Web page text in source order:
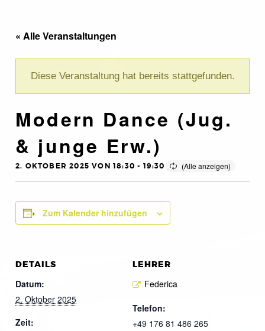
« Alle Veranstaltungen
Diese Veranstaltung hat bereits stattgefunden.
Modern Dance (Jug.
& junge Erw.)
2. OKTOBER 2025 VON 18:30 - 19:30
Zum Kalender hinzufügen
DETAILS
Datum:
2. Oktober 2025
Zeit:
LEHRER
Federica
Telefon:
+49 176 81 486 265